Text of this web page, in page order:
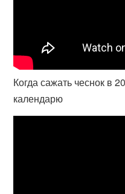
Когда сажать чеснок в
календарю